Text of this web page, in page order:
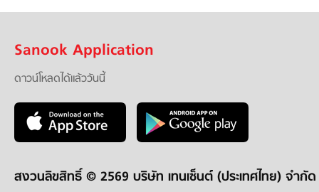
Sanook Application
ดาวน์โหลดได้แล้ววันนี้
สงวนลิขสิทธิ์ © 2569 บริษัท เทนเซ็นต์ (ประเทศไทย) จำกัด